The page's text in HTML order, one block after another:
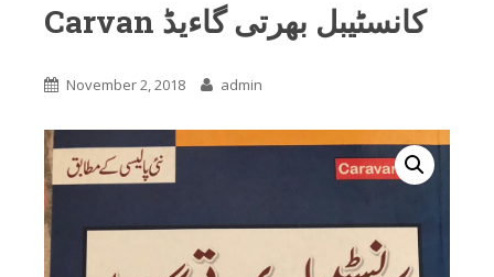
Carvan کانسٹیبل بھرتی گاءیڈ
November 2, 2018 admin